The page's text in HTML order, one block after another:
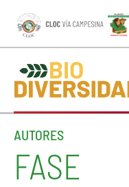
AUTORES
FASE